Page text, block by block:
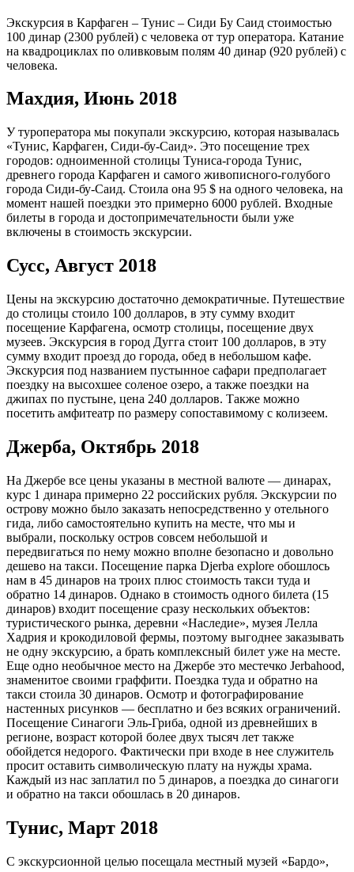
Экскурсия в Карфаген – Тунис – Сиди Бу Саид стоимостью
100 динар (2300 рублей) с человека от тур оператора. Катание
на квадроциклах по оливковым полям 40 динар (920 рублей) с
человека.
Махдия, Июнь 2018
У туроператора мы покупали экскурсию, которая называлась
«Тунис, Карфаген, Сиди-бу-Саид». Это посещение трех
городов: одноименной столицы Туниса-города Тунис,
древнего города Карфаген и самого живописного-голубого
города Сиди-бу-Саид. Стоила она 95 $ на одного человека, на
момент нашей поездки это примерно 6000 рублей. Входные
билеты в города и достопримечательности были уже
включены в стоимость экскурсии.
Сусс, Август 2018
Цены на экскурсию достаточно демократичные. Путешествие
до столицы стоило 100 долларов, в эту сумму входит
посещение Карфагена, осмотр столицы, посещение двух
музеев. Экскурсия в город Дугга стоит 100 долларов, в эту
сумму входит проезд до города, обед в небольшом кафе.
Экскурсия под названием пустынное сафари предполагает
поездку на высохшее соленое озеро, а также поездки на
джипах по пустыне, цена 240 долларов. Также можно
посетить амфитеатр по размеру сопоставимому с колизеем.
Джерба, Октябрь 2018
На Джербе все цены указаны в местной валюте — динарах,
курс 1 динара примерно 22 российских рубля. Экскурсии по
острову можно было заказать непосредственно у отельного
гида, либо самостоятельно купить на месте, что мы и
выбрали, поскольку остров совсем небольшой и
передвигаться по нему можно вполне безопасно и довольно
дешево на такси. Посещение парка Djerba explore обошлось
нам в 45 динаров на троих плюс стоимость такси туда и
обратно 14 динаров. Однако в стоимость одного билета (15
динаров) входит посещение сразу нескольких объектов:
туристического рынка, деревни «Наследие», музея Лелла
Хадрия и крокодиловой фермы, поэтому выгоднее заказывать
не одну экскурсию, а брать комплексный билет уже на месте.
Еще одно необычное место на Джербе это местечко Jerbahood,
знаменитое своими граффити. Поездка туда и обратно на
такси стоила 30 динаров. Осмотр и фотографирование
настенных рисунков — бесплатно и без всяких ограничений.
Посещение Синагоги Эль-Гриба, одной из древнейших в
регионе, возраст которой более двух тысяч лет также
обойдется недорого. Фактически при входе в нее служитель
просит оставить символическую плату на нужды храма.
Каждый из нас заплатил по 5 динаров, а поездка до синагоги
и обратно на такси обошлась в 20 динаров.
Тунис, Март 2018
С экскурсионной целью посещала местный музей «Бардо»,